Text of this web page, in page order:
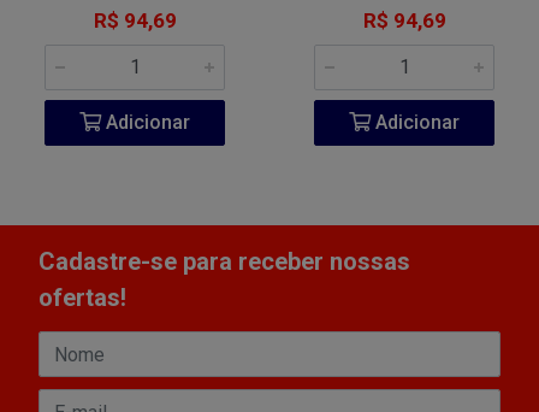
R$ 94,69
Adicionar
R$ 94,69
Adicionar
Cadastre-se para receber nossas
ofertas!